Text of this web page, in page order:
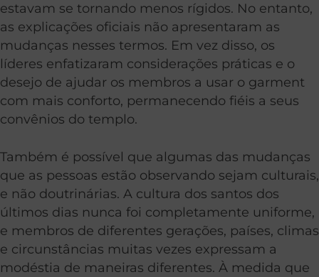
estavam se tornando menos rígidos. No entanto,
as explicações oficiais não apresentaram as
mudanças nesses termos. Em vez disso, os
líderes enfatizaram considerações práticas e o
desejo de ajudar os membros a usar o garment
com mais conforto, permanecendo fiéis a seus
convênios do templo.
Também é possível que algumas das mudanças
que as pessoas estão observando sejam culturais,
e não doutrinárias. A cultura dos santos dos
últimos dias nunca foi completamente uniforme,
e membros de diferentes gerações, países, climas
e circunstâncias muitas vezes expressam a
modéstia de maneiras diferentes. À medida que